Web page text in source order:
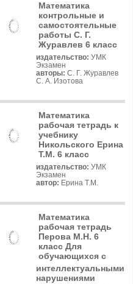
Математика
контрольные и
самостоятельные
работы С. Г.
Журавлев 6 класс
издательство: УМК
Экзамен
авторы: С. Г. Журавлев
С. А. Изотова
Математика
рабочая тетрадь к
учебнику
Никольского Ерина
Т.М. 6 класс
издательство: УМК
Экзамен
автор: Ерина Т.М.
Математика
рабочая тетрадь
Перова М.Н. 6
класс Для
обучающихся с
интеллектуальными
нарушениями